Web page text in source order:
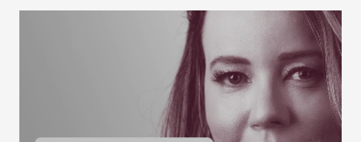
LinkedIn, VISA, Grupo 3corações, TikTok e M. Dias Branco.
A nova edição chega em um momento em que autenticidade
e consistência ganham peso nas conversas sobre marca,
liderança e estratégia. - Vivemos um momento em que todo
mundo fala muito e poucos entregam de verdade. O NM2B
sempre existiu para dar palco a quem constrói com